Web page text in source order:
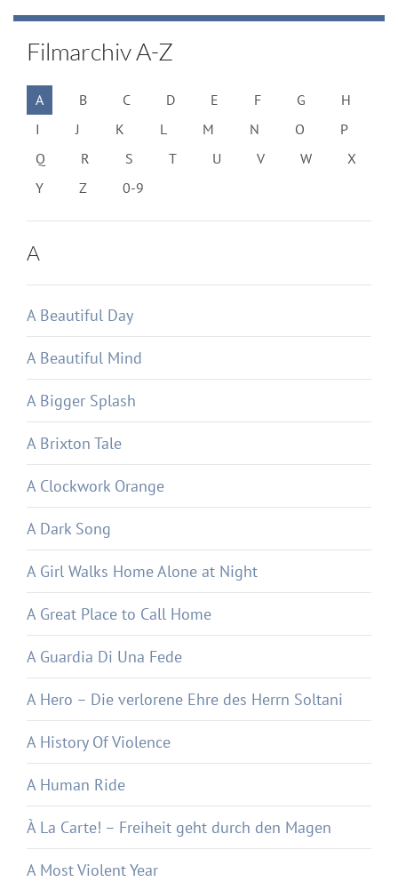
Filmarchiv A-Z
A B C D E F G
H
I
J K L M N O
P
Q
R S T U V W
X
Y
Z 0-9
A
A Beautiful Day
A Beautiful Mind
A Bigger Splash
A Brixton Tale
A Clockwork Orange
A Dark Song
A Girl Walks Home Alone at Night
A Great Place to Call Home
A Guardia Di Una Fede
A Hero – Die verlorene Ehre des Herrn Soltani
A History Of Violence
A Human Ride
À La Carte! – Freiheit geht durch den Magen
A Most Violent Year